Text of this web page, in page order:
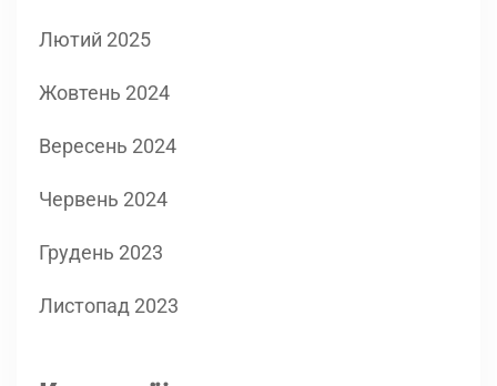
Лютий 2025
Жовтень 2024
Вересень 2024
Червень 2024
Грудень 2023
Листопад 2023